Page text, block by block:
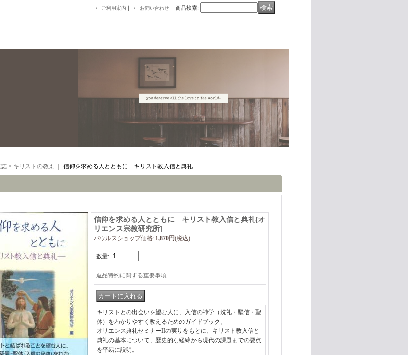
ご利用案内 ｜ お問い合わせ 商品検索:
> キリストの教え 信仰を求める人とともに キリスト教入信と典礼
信仰を求める人とともに キリスト教入信と典礼[オ
リエンス宗教研究所]
パウルスショップ価格: 1,870円(税込)
数量:
返品特約に関する重要事項
キリストとの出会いを望む人に、入信の神学（洗礼・堅信・聖
体）をわかりやすく教えるためのガイドブック。
オリエンス典礼セミナーIIの実りをもとに、キリスト教入信と
典礼の基本について、歴史的な経緯から現代の課題までの要点
を平易に説明。